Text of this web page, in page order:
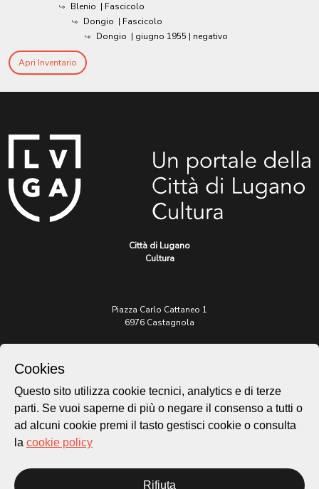
Blenio | Fascicolo
Dongio | Fascicolo
Dongio | giugno 1955 | negativo
Apri Inventario
Città di Lugano
Cultura
Piazza Carlo Cattaneo 1
6976 Castagnola
patrimonio@lugano.ch
t. +41 58 866 68 50
Sito istituzionale:
Cookies
Questo sito utilizza cookie tecnici, analytics e di terze
parti. Se vuoi saperne di più o negare il consenso a tutti o
ad alcuni cookie premi il tasto gestisci cookie o consulta
la cookie policy
Rifiuta